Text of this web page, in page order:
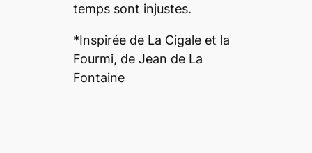
temps sont injustes.
*Inspirée de La Cigale et la
Fourmi, de Jean de La
Fontaine